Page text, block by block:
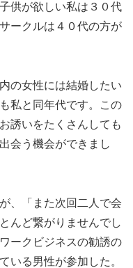
供が欲しい私は３０代
ークルは４０代の方が
の女性には結婚したい
私と同年代です。この
誘いをたくさんしても
会う機会ができまし
、「また次回二人で会
んど繋がりませんでし
ークビジネスの勧誘の
いる男性が参加した。